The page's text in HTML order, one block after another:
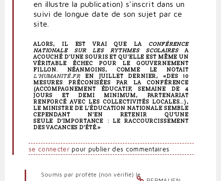
en illustre la publication) s'inscrit dans un
suivi de longue date de son sujet par ce
site.
ALORS, IL EST VRAI QUE LA CONFÉRENCE
NATIONALE SUR LES RYTHMES SCOLAIRESA
ACOUCHÉ D'UNE SOURIS ET QU'ELLE EST MÊME UN
VÉRITABLE ÉCHEC POUR LE GOUVERNEMENT
FILLON. NÉANMOINS, COMME LE NOTAIT
L'HUMANITÉ.FR EN JUILLET DERNIER, «DES 10
MESURES PRÉCONISÉES PAR LA CONFÉRENCE
(ACCOMPAGNEMENT ÉDUCATIF, SEMAINE DE 4
JOURS ET DEMI MINIMUM, PARTENARIAT
RENFORCÉ AVEC LES COLLECTIVITÉS LOCALES…),
LE MINISTRE DE L’ÉDUCATION NATIONALE SEMBLE
CEPENDANT N’EN RETENIR QU’UNE
SEULE D’IMPORTANCE : LE RACCOURCISSEMENT
DES VACANCES D’ÉTÉ.»
se connecterpour publier des commentaires
Soumis par profête (non vérifié) le